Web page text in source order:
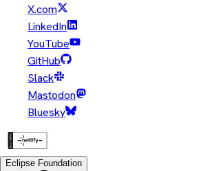
X.com
LinkedIn
YouTube
GitHub
Slack
Mastodon
Bluesky
Eclipse Foundation